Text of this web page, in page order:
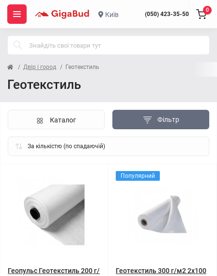
Київ (050) 423-35-50
0
Двір і город Геотекстиль
Геотекстиль
Фільтр
Каталог
Геопульс Геотекстиль 200 г/
Популярний
Геотекстиль 300 г/м2 2x100